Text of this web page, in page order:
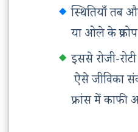
स्थितियाँ तब
या ओले के
इससे रोजी-
ऐसे जीविका
फ्रांस में काफी